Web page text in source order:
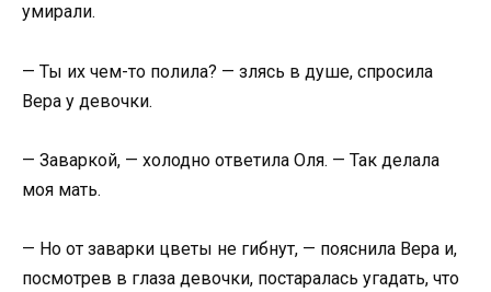
умирали.
— Ты их чем-то полила? — злясь в душе, спросила
Вера у девочки.
— Заваркой, — холодно ответила Оля. — Так делала
моя мать.
— Но от заварки цветы не гибнут, — пояснила Вера и,
посмотрев в глаза девочки, постаралась угадать, что